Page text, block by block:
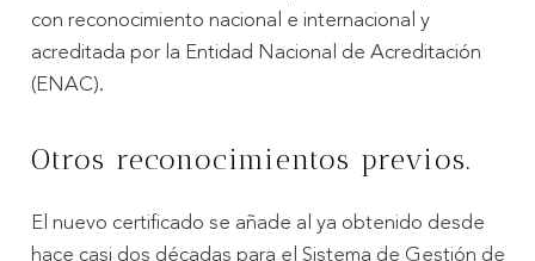
con reconocimiento nacional e internacional y
acreditada por la Entidad Nacional de Acreditación
(ENAC).
Otros reconocimientos previos.
El nuevo certificado se añade al ya obtenido desde
hace casi dos décadas para el Sistema de Gestión de